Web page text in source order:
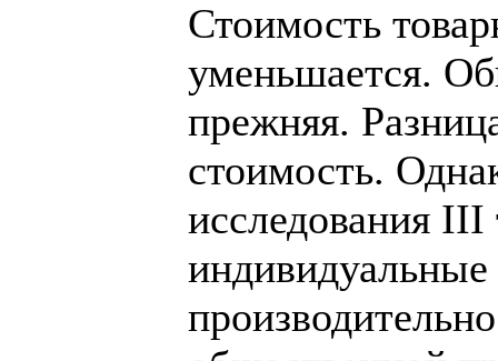
Стоимость
уменьшается.
прежняя.
стоимость.
исследования III